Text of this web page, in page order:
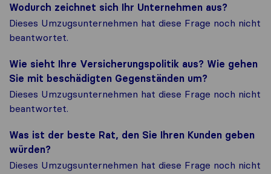
Wodurch zeichnet sich Ihr Unternehmen aus?
Dieses Umzugsunternehmen hat diese Frage noch nicht
beantwortet.
Wie sieht Ihre Versicherungspolitik aus? Wie gehen
Sie mit beschädigten Gegenständen um?
Dieses Umzugsunternehmen hat diese Frage noch nicht
beantwortet.
Was ist der beste Rat, den Sie Ihren Kunden geben
würden?
Dieses Umzugsunternehmen hat diese Frage noch nicht